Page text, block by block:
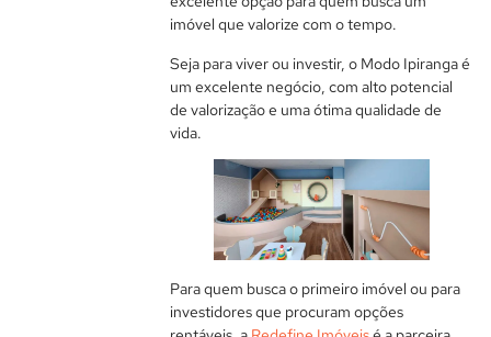
imóvel que valorize com o tempo.
Seja para viver ou investir, o Modo Ipiranga é
um excelente negócio, com alto potencial
de valorização e uma ótima qualidade de
vida.
Para quem busca o primeiro imóvel ou para
investidores que procuram opções